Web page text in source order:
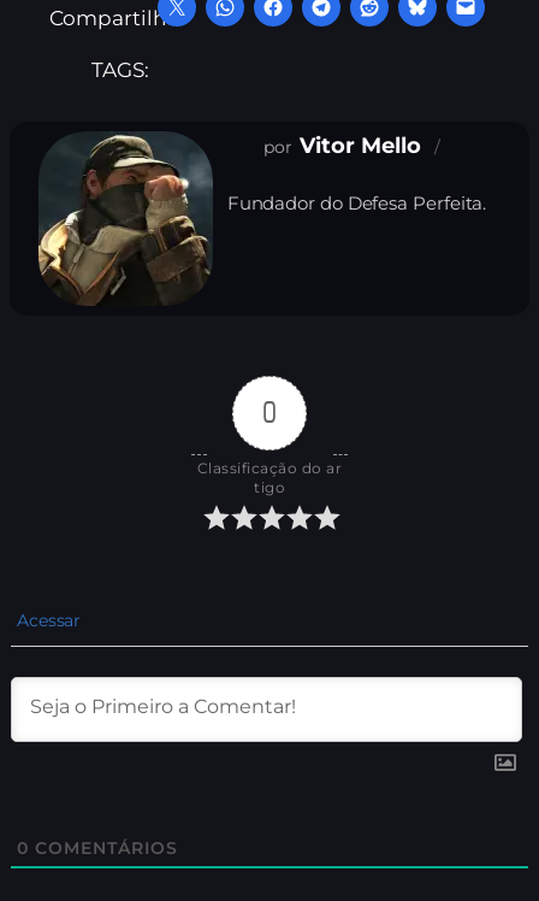
Compartilhe:
TAGS:
Vitor Mello
Fundador do Defesa Perfeita.
0
Classificação do ar
tigo
Acessar
0 COMENTÁRIOS